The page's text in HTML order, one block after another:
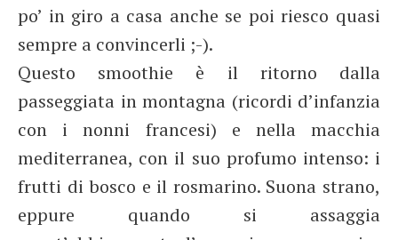
po’ in giro a casa anche se poi riesco quasi
sempre a convincerli ;-).
Questo smoothie è il ritorno dalla
passeggiata in montagna (ricordi d’infanzia
con i nonni francesi) e nella macchia
mediterranea, con il suo profumo intenso: i
frutti di bosco e il rosmarino. Suona strano,
eppure quando si assaggia